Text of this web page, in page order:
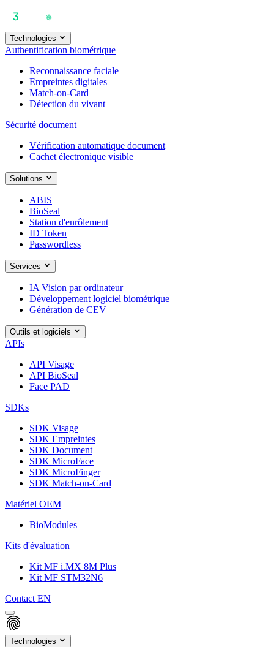
Technologies
Authentification biométrique
Reconnaissance faciale
Empreintes digitales
Match-on-Card
Détection du vivant
Sécurité document
Vérification automatique document
Cachet électronique visible
Solutions
ABIS
BioSeal
Station d'enrôlement
ID Token
Passwordless
Services
IA Vision par ordinateur
Développement logiciel biométrique
Génération de CEV
Outils et logiciels
APIs
API Visage
API BioSeal
Face PAD
SDKs
SDK Visage
SDK Empreintes
SDK Document
SDK MicroFace
SDK MicroFinger
SDK Match-on-Card
Matériel OEM
BioModules
Kits d'évaluation
Kit MF i.MX 8M Plus
Kit MF STM32N6
Contact EN
Technologies